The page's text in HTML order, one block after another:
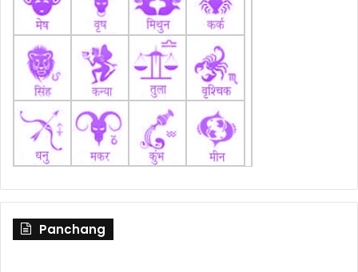
Panchang